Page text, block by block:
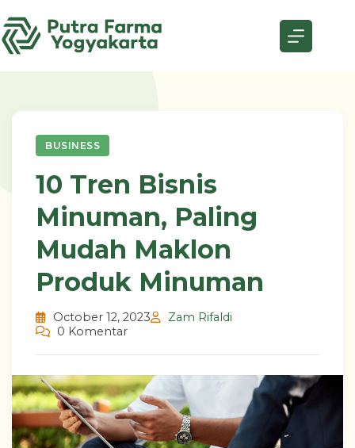
to
content
BUSINESS
10 Tren Bisnis
Minuman, Paling
Mudah Maklon
Produk Minuman
October 12, 2023
Zam Rifaldi
0 Komentar